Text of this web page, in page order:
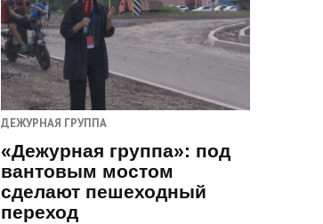
ДЕЖУРНАЯ ГРУППА
«Дежурная группа»: под
вантовым мостом
сделают пешеходный
переход